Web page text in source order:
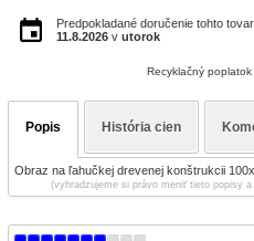
Predpokladané doručenie tohto
11.8.2026 v utorok
Recyklačný
Popis História cien
Obraz na ľahučkej drevenej konštrukcii
(vyhradzujeme si právo meniť tieto popisy